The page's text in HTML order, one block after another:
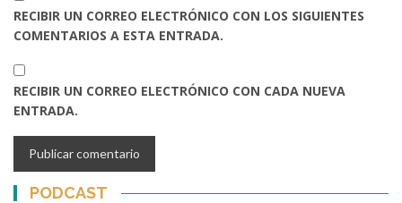
RECIBIR UN CORREO ELECTRÓNICO CON LOS SIGUIENTES
COMENTARIOS A ESTA ENTRADA.
RECIBIR UN CORREO ELECTRÓNICO CON CADA NUEVA
ENTRADA.
PODCAST